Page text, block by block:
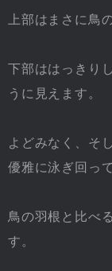
上部はまさに鳥
下部ははっきり
うに見えます。
よどみなく、そ
優雅に泳ぎ回っ
鳥の羽根と比べ
す。